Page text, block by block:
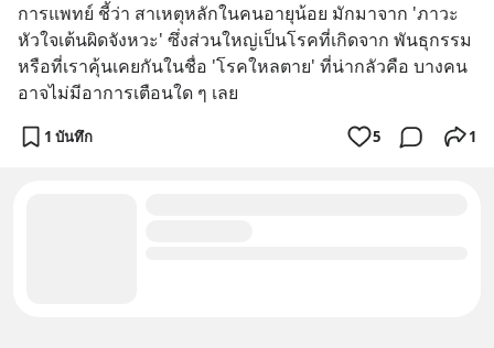
การแพทย์ ชี้ว่า สาเหตุหลักในคนอายุน้อย มักมาจาก 'ภาวะ
หัวใจเต้นผิดจังหวะ' ซึ่งส่วนใหญ่เป็นโรคที่เกิดจาก พันธุกรรม
หรือที่เราคุ้นเคยกันในชื่อ 'โรคใหลตาย' ที่น่ากลัวคือ บางคน
อาจไม่มีอาการเตือนใด ๆ เลย
1 บันทึก 5 1